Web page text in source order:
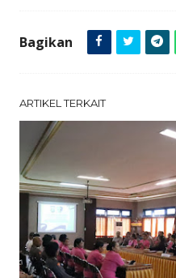
Bagikan
ARTIKEL TERKAIT